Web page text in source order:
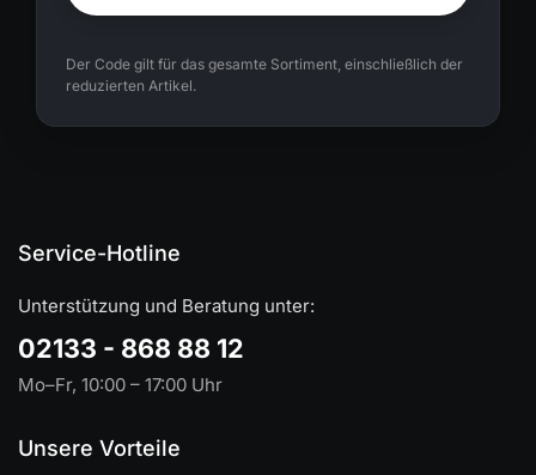
Der Code gilt für das gesamte Sortiment, einschließlich der
reduzierten Artikel.
Service-Hotline
Unterstützung und Beratung unter:
02133 - 868 88 12
Mo–Fr, 10:00 – 17:00 Uhr
Unsere Vorteile